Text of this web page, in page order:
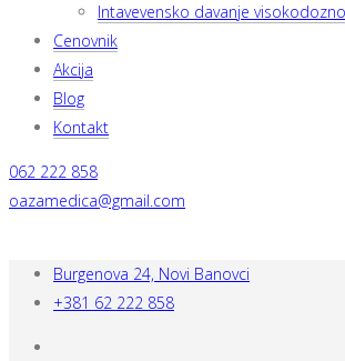
Intavevensko davanje
Cenovnik
Akcija
Blog
Kontakt
062 222 858
oazamedica@gmail.com
Burgenova 24, Novi Banovci
+381 62 222 858